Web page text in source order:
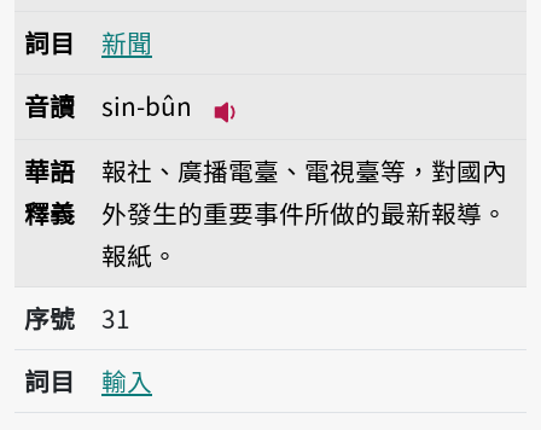
詞目
新聞
音讀
sin-bûn
華語
釋義
報社、廣播電臺、電視臺等，對國內
外發生的重要事件所做的最新報導。
報紙。
序號31輸入
序號
31
詞目
輸入